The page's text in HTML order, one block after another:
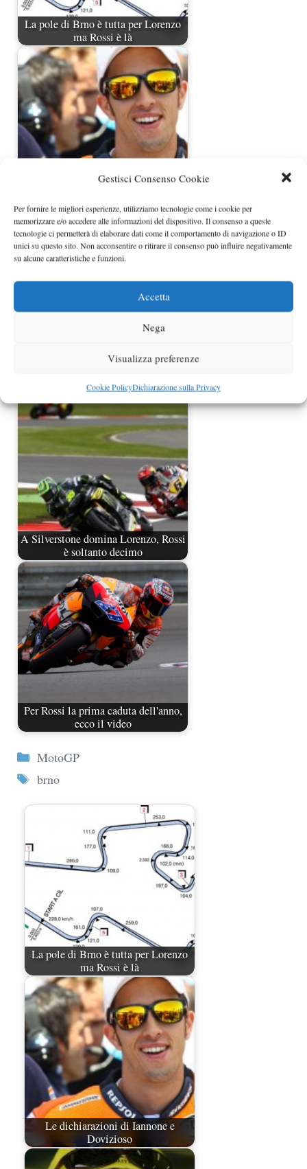
Gestisci Consenso Cookie
Per fornire le migliori esperienze, utilizziamo tecnologie come i cookie per
memorizzare e/o accedere alle informazioni del dispositivo. Il consenso a queste
tecnologie ci permetterà di elaborare dati come il comportamento di navigazione o ID
unici su questo sito. Non acconsentire o ritirare il consenso può influire negativamente
su alcune caratteristiche e funzioni.
Accetta
Nega
Visualizza preferenze
Cookie PolicyDichiarazione sulla Privacy
La pole di Brno è tutta per Lorenzo
ma Rossi è là
Dovizioso
Rossi ammette di non essere il più
veloce. A Brno…
A Silverstone domina Lorenzo, Rossi
è soltanto decimo
Per Rossi la prima caduta dell'anno,
ecco il video
Categorie
MotoGP
Tag
brno
La pole di Brno è tutta per Lorenzo
ma Rossi è là
Le dichiarazioni di Iannone e
Dovizioso